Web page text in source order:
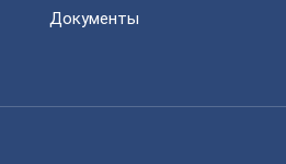
Документы